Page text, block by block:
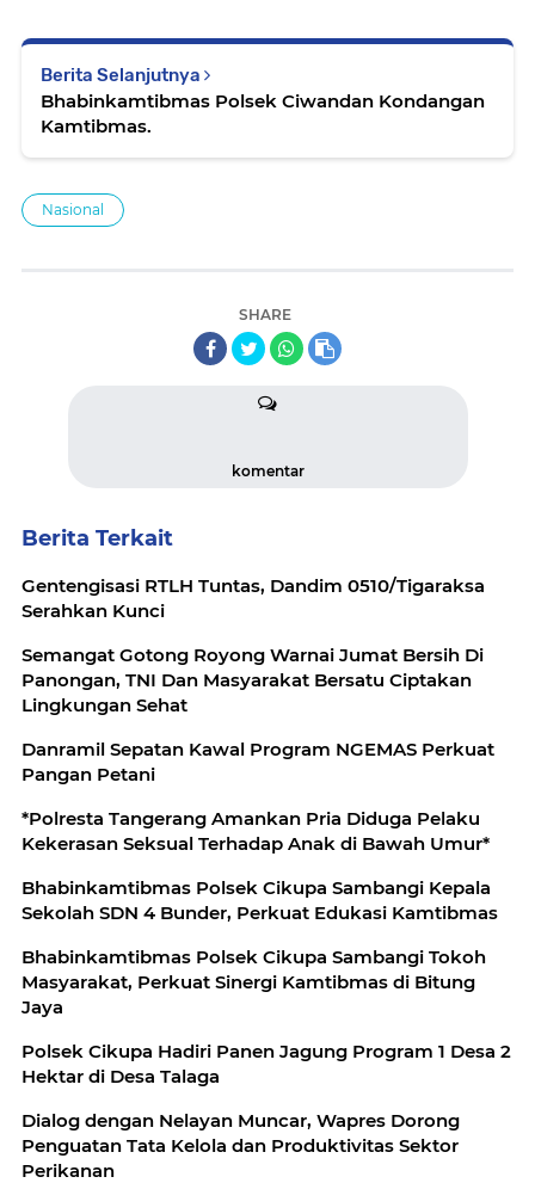
Berita Selanjutnya
Bhabinkamtibmas Polsek Ciwandan Kondangan
Kamtibmas.
Nasional
SHARE
komentar
Berita Terkait
Gentengisasi RTLH Tuntas, Dandim 0510/Tigaraksa
Serahkan Kunci
Semangat Gotong Royong Warnai Jumat Bersih Di
Panongan, TNI Dan Masyarakat Bersatu Ciptakan
Lingkungan Sehat
Danramil Sepatan Kawal Program NGEMAS Perkuat
Pangan Petani
*Polresta Tangerang Amankan Pria Diduga Pelaku
Kekerasan Seksual Terhadap Anak di Bawah Umur*
Bhabinkamtibmas Polsek Cikupa Sambangi Kepala
Sekolah SDN 4 Bunder, Perkuat Edukasi Kamtibmas
Bhabinkamtibmas Polsek Cikupa Sambangi Tokoh
Masyarakat, Perkuat Sinergi Kamtibmas di Bitung
Jaya
Polsek Cikupa Hadiri Panen Jagung Program 1 Desa 2
Hektar di Desa Talaga
Dialog dengan Nelayan Muncar, Wapres Dorong
Penguatan Tata Kelola dan Produktivitas Sektor
Perikanan